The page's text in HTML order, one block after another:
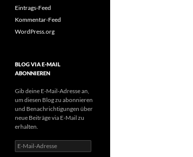
Eintrags-Feed
Kommentar-Feed
WordPress.org
BLOG VIA E-MAIL
ABONNIEREN
Gib deine E-Mail-Adresse an,
um diesen Blog zu abonnieren
und Benachrichtigungen über
neue Beiträge via E-Mail zu
erhalten.
E-
Mail-